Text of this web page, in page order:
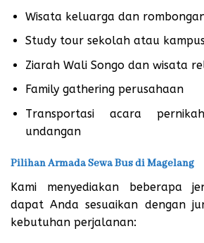
Wisata keluarga dan
Study tour sekolah atau
Ziarah Wali Songo dan wisata
Family gathering perusahaan
Transportasi acara
undangan
Pilihan Armada Sewa Bus di Magelang
Kami menyediakan beberapa
dapat Anda sesuaikan dengan
kebutuhan perjalanan: